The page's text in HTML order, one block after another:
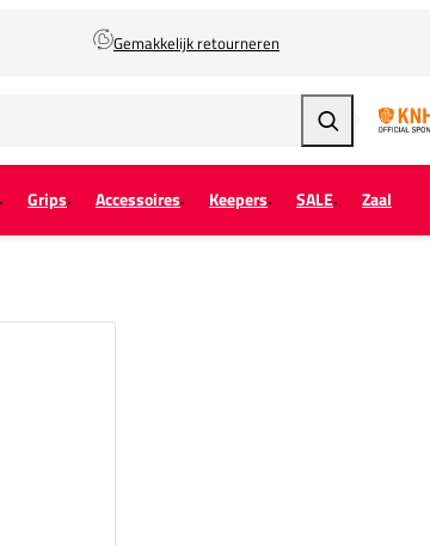
Gemakkelijk retourneren
Zoeken
Grips Accessoires Keepers SALE Zaal